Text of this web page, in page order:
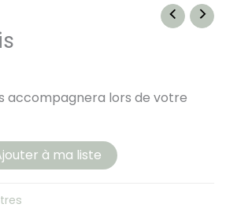
accompagnera lors de votre
à ma liste